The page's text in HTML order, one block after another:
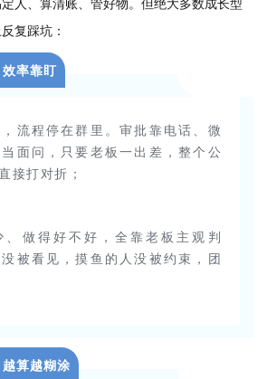
复踩坑：
率靠盯
流程停在群里。审批靠电话、微
面问，只要老板一出差，整个公
接打对折；
、做得好不好，全靠老板主观判
被看见，摸鱼的人没被约束，团
算越糊涂